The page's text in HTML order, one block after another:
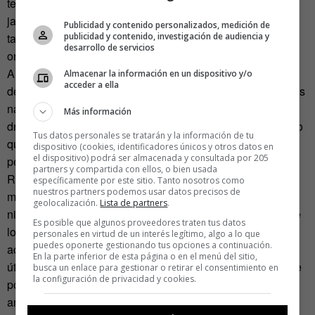
jarachos, de Veracruz. Para bailarlos hay que tener una
tarima de madera, y cuando se cantan, la fiesta que se
organiza se llama fandango».
Artemio se duele de que muchos chicos de hoy hayan
dejado de saber estas cosas por sumarse a la cultura de los
narcocorridos y el rap, que adulan constantemente a «la
droga, el sexo y la violencia», esgrime. «Considero positivo
que los jóvenes vuelvan a recuperar una cultura que se ha
perdido, y que no se dedica a ensalzar la mala vida».
Reyes pone el argumento definitivo para entender la
muestra: «En Michoacán existe un grave problema. Los
niños son los que realmente van a sufrir esto. Yo opino que
los programas que tratan de paliar esta situación sin
acercarse de verdad a la población, en el fondo no son tan
útiles. Sin embargo, trabajar con ellos, hacerles interesarse
por su cultura y su tradición, alejarles de los malos
ambientes… eso sí es reconstruir el tejido social que las
Publicidad y contenido personalizados, medición de
publicidad y contenido, investigación de audiencia y
desarrollo de servicios
Almacenar la información en un dispositivo y/o
acceder a ella
Más información
Tus datos personales se tratarán y la información de tu
dispositivo (cookies, identificadores únicos y otros datos en
el dispositivo) podrá ser almacenada y consultada por 205
partners y compartida con ellos, o bien usada
específicamente por este sitio. Tanto nosotros como
nuestros partners podemos usar datos precisos de
geolocalización. Lista de partners.
Es posible que algunos proveedores traten tus datos
personales en virtud de un interés legítimo, algo a lo que
puedes oponerte gestionando tus opciones a continuación.
En la parte inferior de esta página o en el menú del sitio,
busca un enlace para gestionar o retirar el consentimiento en
la configuración de privacidad y cookies.